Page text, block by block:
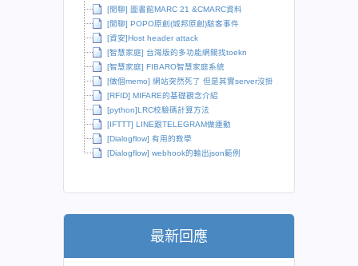
[閒聊] 圖書館MARC 21 &CMARC資料
[閒聊] POPO原創(城邦原創)駭客事件
[資安]Host header attack
[智慧家庭] 台灣版的多功能網關找toekn
[智慧家庭] FIBARO智慧家庭系統
[做個memo] 網站突然死了 但是其實server沒掛
[RFID] MIFARE的基礎觀念介紹
[python]LRC校驗碼計算方法
[IFTTT] LINE跟TELEGRAM做連動
[Dialogflow] 有用的教學
[Dialogflow] webhook的輸出json範例
最新回應